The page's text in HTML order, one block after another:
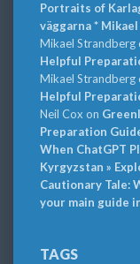
Portraits of
väggarna *
Mikael Strandberg
Helpful
Mikael Strandberg
Helpful
Neil Cox on
Preparation
When ChatGPT
Kyrgyzstan »
Cautionary Tale:
your main guide
TAGS